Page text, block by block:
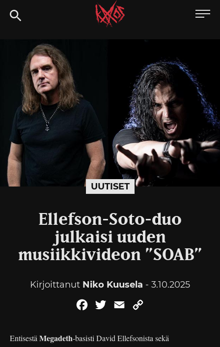
Siirry
suoraan
Kaaoszine
UUTISET
Ellefson-Soto-duo
julkaisi uuden
musiikkivideon ”SOAB”
Kirjoittanut Niko Kuusela - 3.10.2025
FacebookTwitterEmail
Entisestä Megadeth-basisti David Ellefsonista sekä